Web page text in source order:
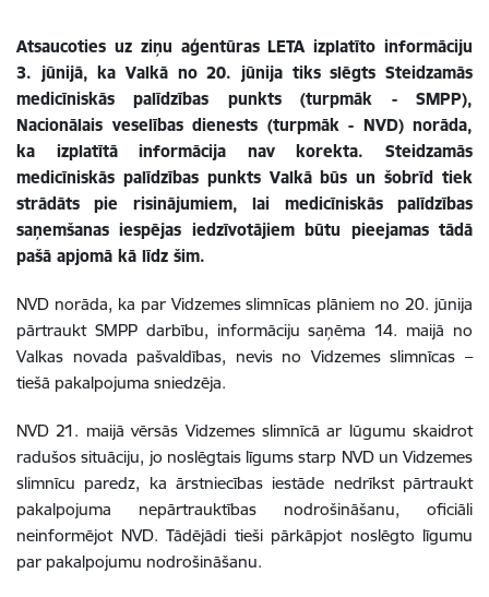
Atsaucoties uz ziņu aģentūras LETA izplatīto informāciju
3. jūnijā, ka Valkā no 20. jūnija tiks slēgts Steidzamās
medicīniskās palīdzības punkts (turpmāk - SMPP),
Nacionālais veselības dienests (turpmāk - NVD) norāda,
ka izplatītā informācija nav korekta. Steidzamās
medicīniskās palīdzības punkts Valkā būs un šobrīd tiek
strādāts pie risinājumiem, lai medicīniskās palīdzības
saņemšanas iespējas iedzīvotājiem būtu pieejamas tādā
pašā apjomā kā līdz šim.
NVD norāda, ka par Vidzemes slimnīcas plāniem no 20. jūnija
pārtraukt SMPP darbību, informāciju saņēma 14. maijā no
Valkas novada pašvaldības, nevis no Vidzemes slimnīcas –
tiešā pakalpojuma sniedzēja.
NVD 21. maijā vērsās Vidzemes slimnīcā ar lūgumu skaidrot
radušos situāciju, jo noslēgtais līgums starp NVD un Vidzemes
slimnīcu paredz, ka ārstniecības iestāde nedrīkst pārtraukt
pakalpojuma nepārtrauktības nodrošināšanu, oficiāli
neinformējot NVD. Tādējādi tieši pārkāpjot noslēgto līgumu
par pakalpojumu nodrošināšanu.